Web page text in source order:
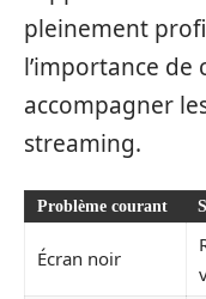
pleinement
l’importance
accompagner
streaming.
Problème courant
Écran noir